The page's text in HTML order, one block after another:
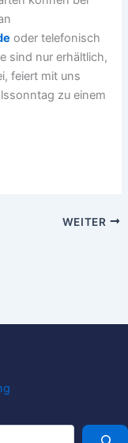
oder telefonisch
sind nur erhältlich,
feiert mit uns
zu einem
WEITER